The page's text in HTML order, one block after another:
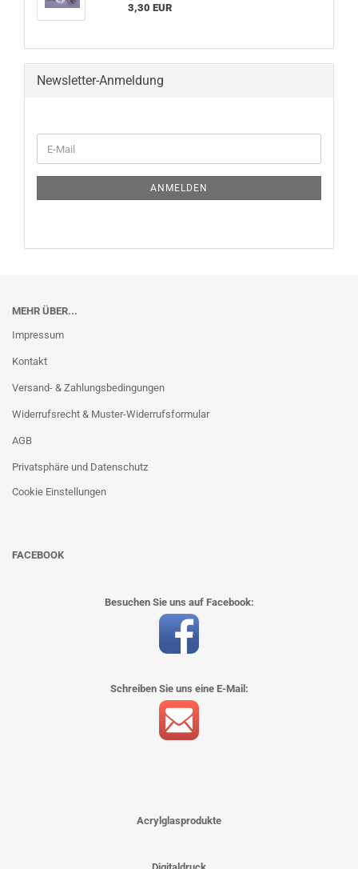
3,30 EUR
Newsletter-Anmeldung
ZUR
E-
Mail
ANMELDEN
MEHR ÜBER...
Impressum
Kontakt
Versand- & Zahlungsbedingungen
Widerrufsrecht & Muster-Widerrufsformular
AGB
Privatsphäre und Datenschutz
Cookie Einstellungen
FACEBOOK
Besuchen Sie uns auf Facebook:
Schreiben Sie uns eine E-Mail:
Acrylglasprodukte